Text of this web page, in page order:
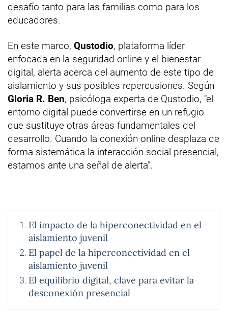
desafío tanto para las familias como para los
educadores.
En este marco, Qustodio, plataforma líder
enfocada en la seguridad online y el bienestar
digital, alerta acerca del aumento de este tipo de
aislamiento y sus posibles repercusiones. Según
Gloria R. Ben, psicóloga experta de Qustodio, "el
entorno digital puede convertirse en un refugio
que sustituye otras áreas fundamentales del
desarrollo. Cuando la conexión online desplaza de
forma sistemática la interacción social presencial,
estamos ante una señal de alerta".
El impacto de la hiperconectividad en el
aislamiento juvenil
El papel de la hiperconectividad en el
aislamiento juvenil
El equilibrio digital, clave para evitar la
desconexión presencial